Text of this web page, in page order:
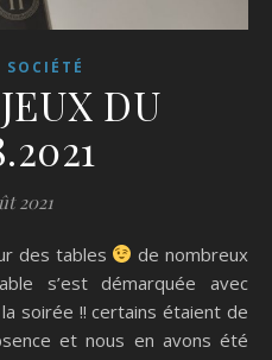
SOCIÉTÉ
DU
2021
des tables
de nombreux
s’est démarquée avec
soirée !! certains étaient de
et nous en avons été